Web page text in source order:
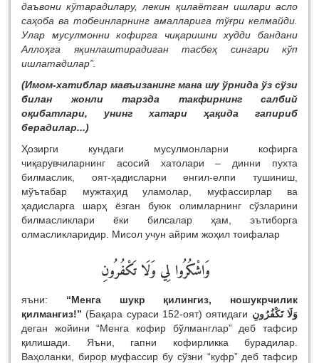
даъвони кўтарадилару, лекин қилаётган ишлари асло
саҳоба ва тобеинларнинг амалларига тўғри келмайди.
Улар мусулмонни кофирга чиқаришни худди бандани
Аллоҳга яқинлаштирадиган тасбеҳ сингари кўп
ишлатадилар”.
(Имом-хатиблар мавъизанинг мана шу ўрнида ўз сўзи
билан жонли тарзда такфирнинг салбий
оқибатлари, унинг хатари ҳақида гапириб
берадилар...)
Ҳозирги кундаги мусулмонларни кофирга
чиқарувчиларнинг асосий хатолари – динни пухта
билмаслик, оят-ҳадисларни енгил-елпи тушиниш,
мўътабар мужтаҳид уламолар, муфассирлар ва
ҳадисларга шарҳ ёзган буюк олимларнинг сўзларини
билмасликлари ёки билсалар ҳам, эътиборга
олмасликларидир. Мисол учун айрим жоҳил тоифалар
وَاشْكُرُوا لِي وَلَا تَكْفُرُونِ
яъни: “Менга шукр қилингиз, ношукрчилик
қилмангиз!” (Бақара сураси 152-оят) оятидаги وَلَا تَكْفُرُونِ
деган жойини “Менга кофир бўлманглар” деб тафсир
қилишади. Яъни, гапни кофирликка бурадилар.
Ваҳоланки, бирор муфассир бу сўзни “куфр” деб тафсир